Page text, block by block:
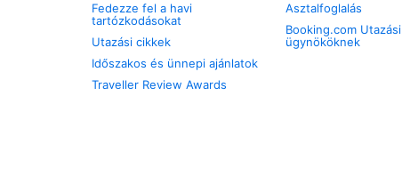
Fedezze fel a havi
tartózkodásokat
Utazási cikkek
Időszakos és ünnepi ajánlatok
Traveller Review Awards
Asztalfoglalás
Booking.com Utazási
ügynököknek